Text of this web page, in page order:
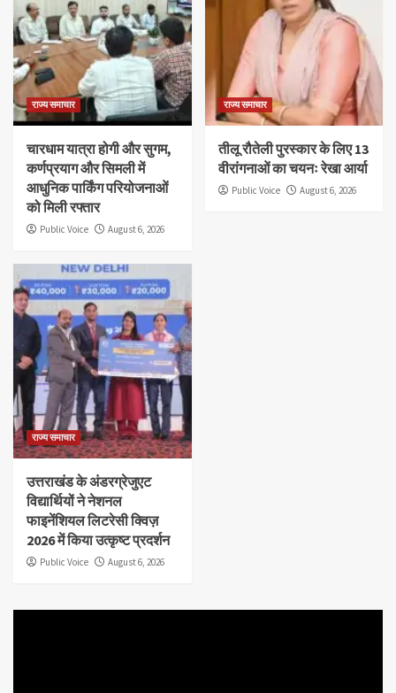
राज्य समाचार
चारधाम यात्रा होगी और सुगम,
कर्णप्रयाग और सिमली में
आधुनिक पार्किंग परियोजनाओं
को मिली रफ्तार
Public Voice August 6, 2026
राज्य समाचार
तीलू रौतेली पुरस्कार के लिए 13
वीरांगनाओं का चयनः रेखा आर्या
Public Voice August 6, 2026
राज्य समाचार
उत्तराखंड के अंडरग्रेजुएट
विद्यार्थियों ने नेशनल
फाइनेंशियल लिटरेसी क्विज़
2026 में किया उत्कृष्ट प्रदर्शन
Public Voice August 6, 2026